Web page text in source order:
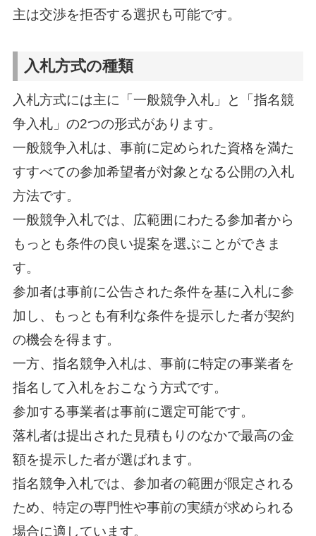
主は交渉を拒否する選択も可能です。
入札方式の種類
入札方式には主に「一般競争入札」と「指名競
争入札」の2つの形式があります。
一般競争入札は、事前に定められた資格を満た
すすべての参加希望者が対象となる公開の入札
方法です。
一般競争入札では、広範囲にわたる参加者から
もっとも条件の良い提案を選ぶことができま
す。
参加者は事前に公告された条件を基に入札に参
加し、もっとも有利な条件を提示した者が契約
の機会を得ます。
一方、指名競争入札は、事前に特定の事業者を
指名して入札をおこなう方式です。
参加する事業者は事前に選定可能です。
落札者は提出された見積もりのなかで最高の金
額を提示した者が選ばれます。
指名競争入札では、参加者の範囲が限定される
ため、特定の専門性や事前の実績が求められる
場合に適しています。